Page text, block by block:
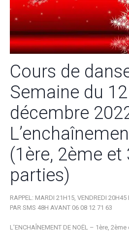
Cours de
Semaine du
décembre
(1ère, 2ème et
parties)
RAPPEL: MARDI 21H15, VENDREDI 20H45
PAR SMS 48H AVANT 06 08 12 71 63
L’ENCHAÎNEMENT DE NOËL – 1ère,